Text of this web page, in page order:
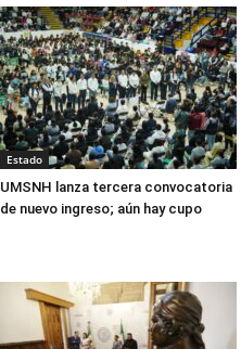
Estado
UMSNH lanza tercera convocatoria
de nuevo ingreso; aún hay cupo